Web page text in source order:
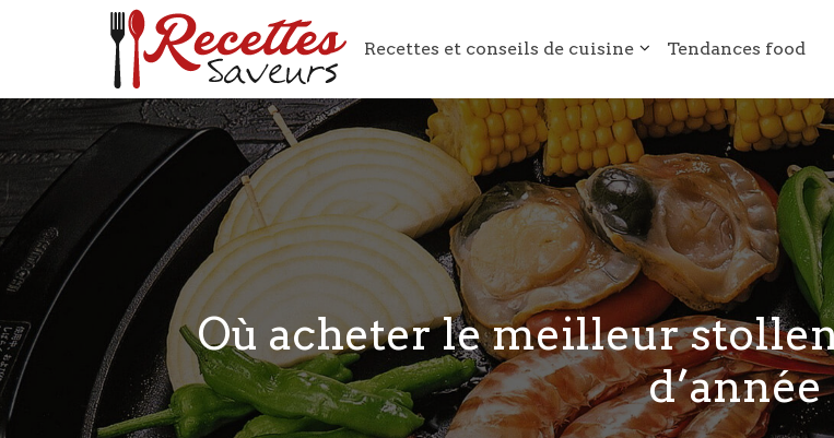
Recettes et conseils de cuisine Tendances food
Où acheter le meilleur
d’année